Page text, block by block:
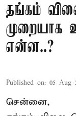
தங்கம்
முறையாக
என்ன..?
Published on: 05 Aug
சென்னை,